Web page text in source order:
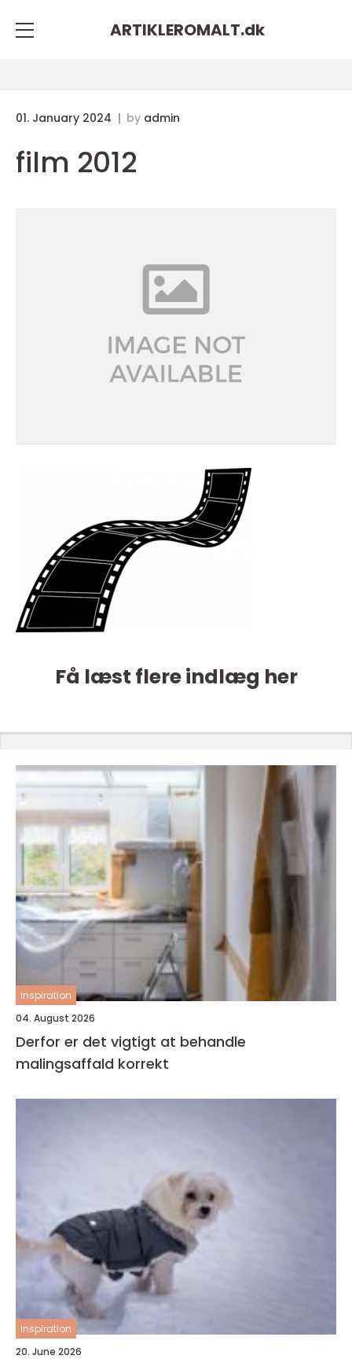
ARTIKLEROMALT.dk
01. January 2024 by admin
film 2012
Få læst flere indlæg her
inspiration
04. August 2026
Derfor er det vigtigt at behandle
malingsaffald korrekt
inspiration
20. June 2026